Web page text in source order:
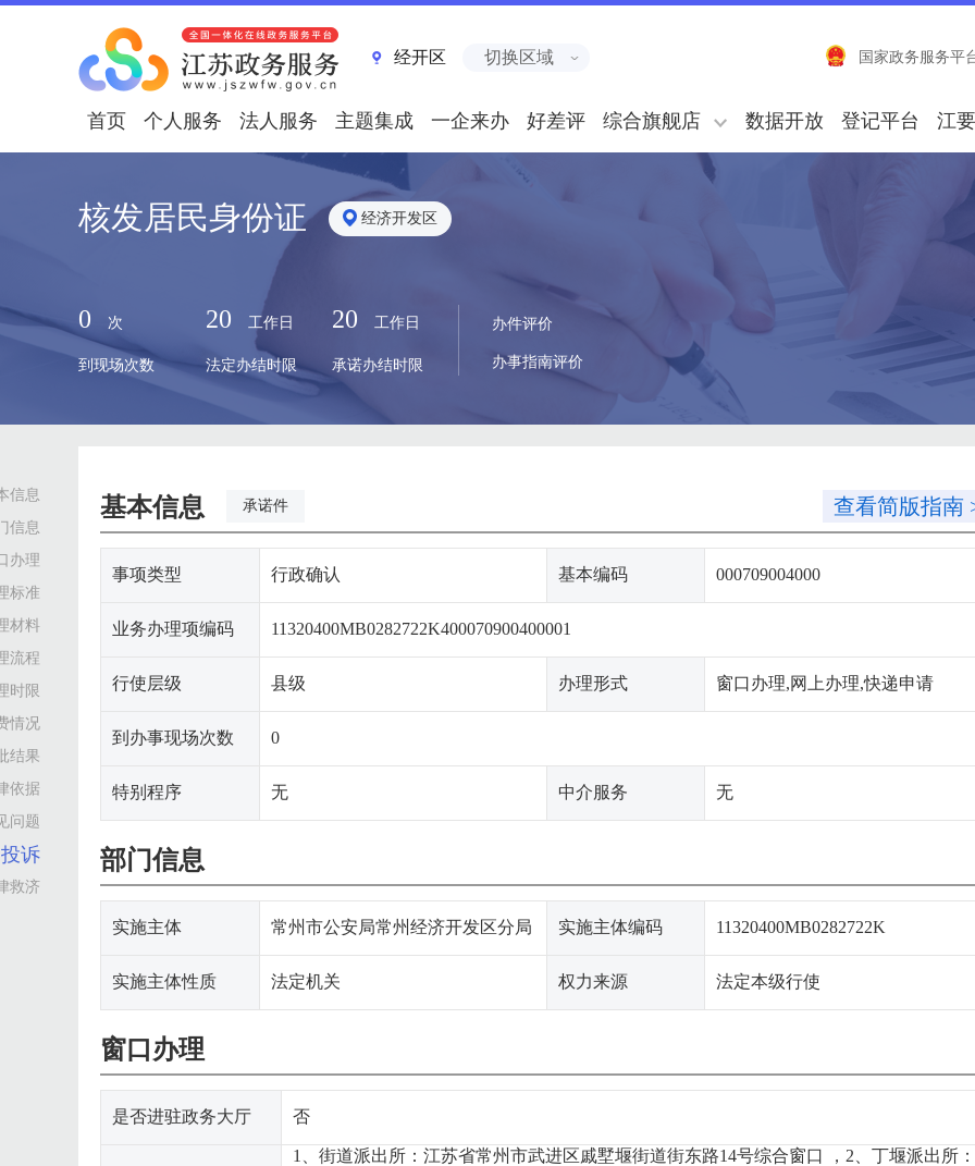
经开区 切换区域 国家政务服务平
首页 个人服务 法人服务 主题集成 一企来办 好差评 综合旗舰店 数据开放 登记平台 江
核发居民身份证 经济开发区
0 次
到现场次数
20 工作日
法定办结时限
20 工作日
承诺办结时限
办件评价
办事指南评价
信息
信息
办理
标准
材料
流程
时限
情况
结果
依据
问题
诉
救济
基本信息 承诺件 查看简版指南
事项类型 行政确认 基本编码 000709004000
业务办理项编码 11320400MB0282722K400070900400001
行使层级 县级 办理形式 窗口办理,网上办理,快递申请
到办事现场次数 0
特别程序 无 中介服务 无
部门信息
实施主体 常州市公安局常州经济开发区分局 实施主体编码 11320400MB0282722K
实施主体性质 法定机关 权力来源 法定本级行使
窗口办理
是否进驻政务大厅 否
1、街道派出所：江苏省常州市武进区戚墅堰街道街东路14号综合窗口 ，2、丁堰派出所：